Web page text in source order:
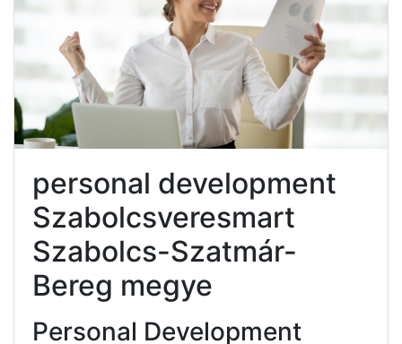
personal development
Szabolcsveresmart
Szabolcs-Szatmár-
Bereg megye
Personal Development